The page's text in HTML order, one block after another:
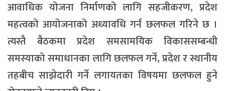
आवाधिक योजना निर्माणको लागि सहजीकरण, प्रदेश
महत्वको आयोजनाको अध्यावधि गर्न छलफल गरिने छ ।
त्यस्तै बैठकमा प्रदेश समसामयिक विकाससम्बन्धी
समस्याको समाधानका लागि छलफल गर्ने, प्रदेश र स्थानीय
तहबीच साझेदारी गर्ने लगायतका विषयमा छलफल हुने